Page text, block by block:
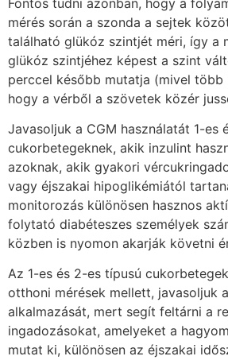
mérés során a szonda a sejtek
található glükóz szintjét méri, így a
glükóz szintjéhez képest a szint
perccel később mutatja (mivel több
hogy a vérből a szövetek közér
Javasoljuk a CGM használatát 1-es
cukorbetegeknek, akik inzulint
azoknak, akik gyakori
vagy éjszakai hipoglikémiától
monitorozás különösen hasznos
folytató diabéteszes személyek
közben is nyomon akarják követni
Az 1-es és 2-es típusú
otthoni mérések mellett, javasoljuk
alkalmazását, mert segít feltárni a
ingadozásokat, amelyeket a
mutat ki, különösen az éjszakai